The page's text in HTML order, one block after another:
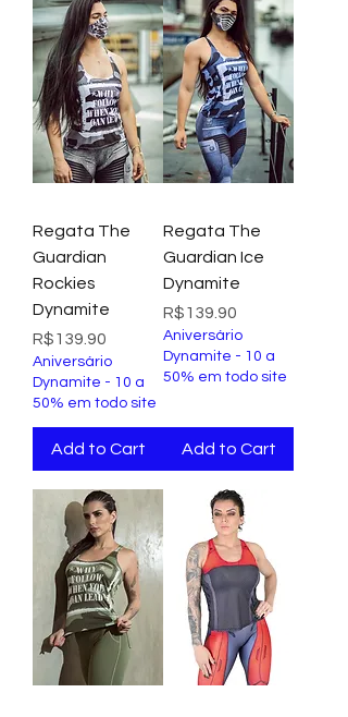
Regata The
Guardian
Rockies
Dynamite
Price
R$139.90
Aniversário
Dynamite - 10 a
50% em todo site
Add to Cart
Regata The
Guardian Ice
Dynamite
Price
R$139.90
Aniversário
Dynamite - 10 a
50% em todo site
Add to Cart